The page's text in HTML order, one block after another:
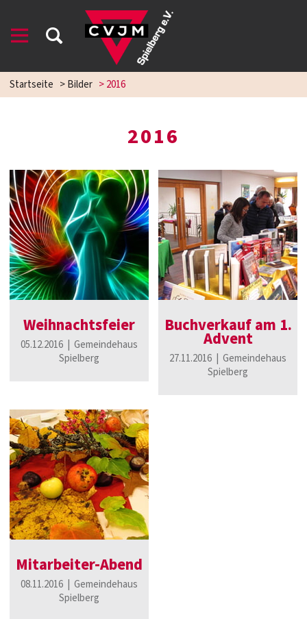
Startseite >Bilder >2016
2016
Weihnachtsfeier
05.12.2016 | Gemeindehaus
Spielberg
Buchverkauf am 1.
Advent
27.11.2016 | Gemeindehaus
Spielberg
Mitarbeiter-Abend
08.11.2016 | Gemeindehaus
Spielberg